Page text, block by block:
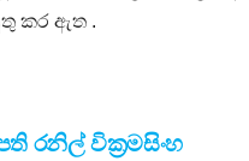
කර ඇත .
රනිල් වික්‍රමසිංහ